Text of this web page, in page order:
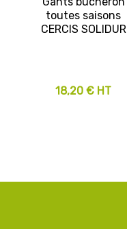
toutes saisons
CERCIS SOLIDUR
18,20 € HT